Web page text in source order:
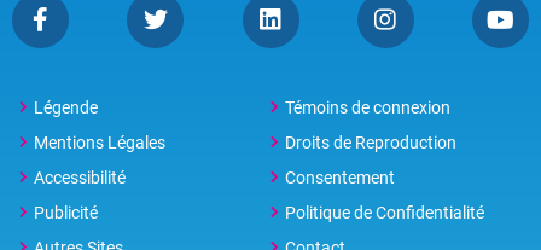
Légende
Témoins de connexion
Mentions Légales
Droits de Reproduction
Accessibilité
Consentement
Publicité
Politique de Confidentialité